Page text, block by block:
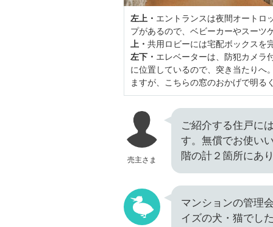
左上・ エントランスは夜間オートロ
プがあるので、ベビーカーやスーツ
上・ 共用ロビーには宅配ボックスを
左下・ エレベーターは、防犯カメラ
に位置しているので、突き当たりへ
ますが、こちらの窓のおかげで明る
売主さま
ご紹介する住戸に
す。無償でお使い
階の計２箇所にあ
マンションの管理
イズの犬・猫でし